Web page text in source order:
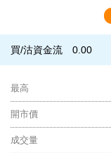
買/沽資金流 0.00
最高
開市價
成交量